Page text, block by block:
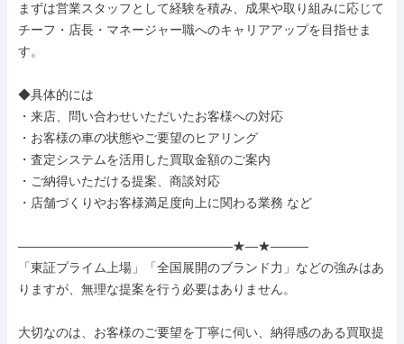
まずは営業スタッフとして経験を積み、成果や取り組みに応じて
チーフ・店長・マネージャー職へのキャリアアップを目指せま
す。
◆具体的には
・来店、問い合わせいただいたお客様への対応
・お客様の車の状態やご要望のヒアリング
・査定システムを活用した買取金額のご案内
・ご納得いただける提案、商談対応
・店舗づくりやお客様満足度向上に関わる業務 など
―――――――――――――――――★―★―――
「東証プライム上場」「全国展開のブランド力」などの強みはあ
りますが、無理な提案を行う必要はありません。
大切なのは、お客様のご要望を丁寧に伺い、納得感のある買取提